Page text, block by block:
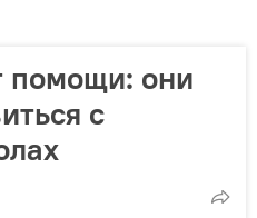
помощи: они
с